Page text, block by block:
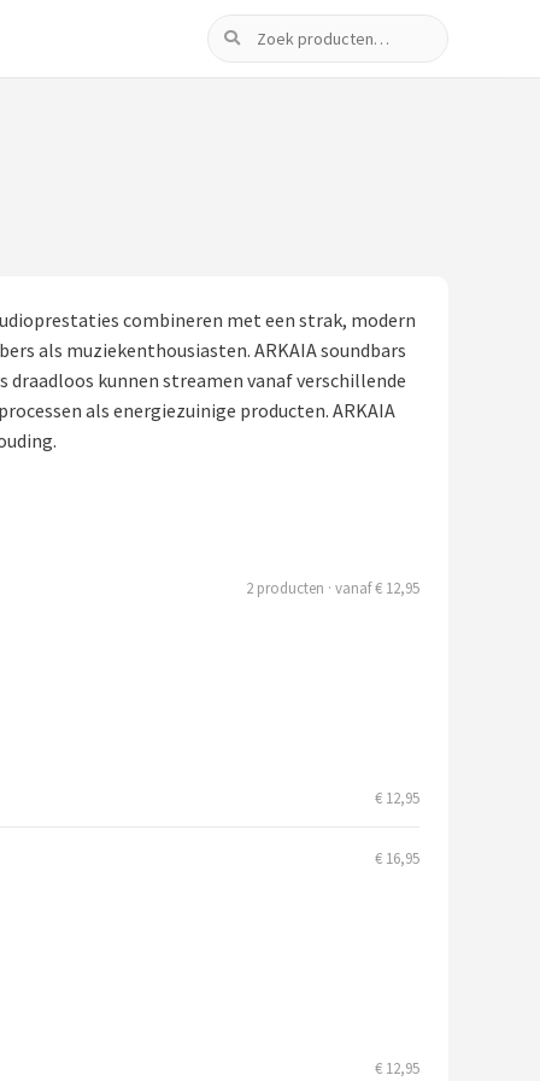
Zoeken
combineren met een strak, modern
als muziekenthousiasten. ARKAIA soundbars
kunnen streamen vanaf verschillende
als energiezuinige producten. ARKAIA
2 producten · vanaf € 12,95
€ 12,95
€ 16,95
€ 12,95